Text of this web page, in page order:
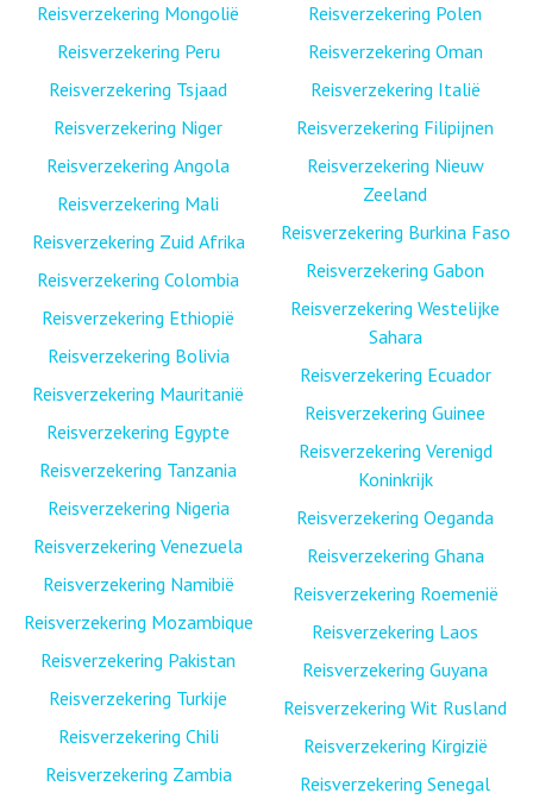
Reisverzekering Mongolië
Reisverzekering Peru
Reisverzekering Tsjaad
Reisverzekering Niger
Reisverzekering Angola
Reisverzekering Mali
Reisverzekering Zuid Afrika
Reisverzekering Colombia
Reisverzekering Ethiopië
Reisverzekering Bolivia
Reisverzekering Mauritanië
Reisverzekering Egypte
Reisverzekering Tanzania
Reisverzekering Nigeria
Reisverzekering Venezuela
Reisverzekering Namibië
Reisverzekering Mozambique
Reisverzekering Pakistan
Reisverzekering Turkije
Reisverzekering Chili
Reisverzekering Zambia
Reisverzekering Polen
Reisverzekering Oman
Reisverzekering Italië
Reisverzekering Filipijnen
Reisverzekering Nieuw
Zeeland
Reisverzekering Burkina Faso
Reisverzekering Gabon
Reisverzekering Westelijke
Sahara
Reisverzekering Ecuador
Reisverzekering Guinee
Reisverzekering Verenigd
Koninkrijk
Reisverzekering Oeganda
Reisverzekering Ghana
Reisverzekering Roemenië
Reisverzekering Laos
Reisverzekering Guyana
Reisverzekering Wit Rusland
Reisverzekering Kirgizië
Reisverzekering Senegal